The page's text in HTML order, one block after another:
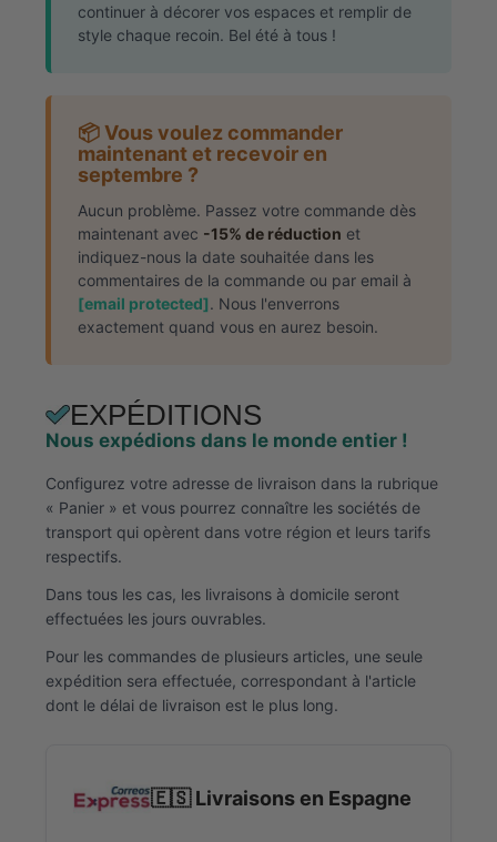
continuer à décorer vos espaces et remplir de
style chaque recoin. Bel été à tous !
📦 Vous voulez commander
maintenant et recevoir en
septembre ?
Aucun problème. Passez votre commande dès
maintenant avec -15% de réduction et
indiquez-nous la date souhaitée dans les
commentaires de la commande ou par email à
[email protected]. Nous l'enverrons
exactement quand vous en aurez besoin.
EXPÉDITIONS
Nous expédions dans le monde entier !
Configurez votre adresse de livraison dans la rubrique
« Panier » et vous pourrez connaître les sociétés de
transport qui opèrent dans votre région et leurs tarifs
respectifs.
Dans tous les cas, les livraisons à domicile seront
effectuées les jours ouvrables.
Pour les commandes de plusieurs articles, une seule
expédition sera effectuée, correspondant à l'article
dont le délai de livraison est le plus long.
🇪🇸 Livraisons en Espagne